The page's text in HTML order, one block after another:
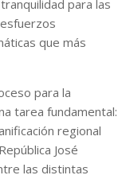
para las
que más
para la
tarea fundamental:
regional
José
las distintas